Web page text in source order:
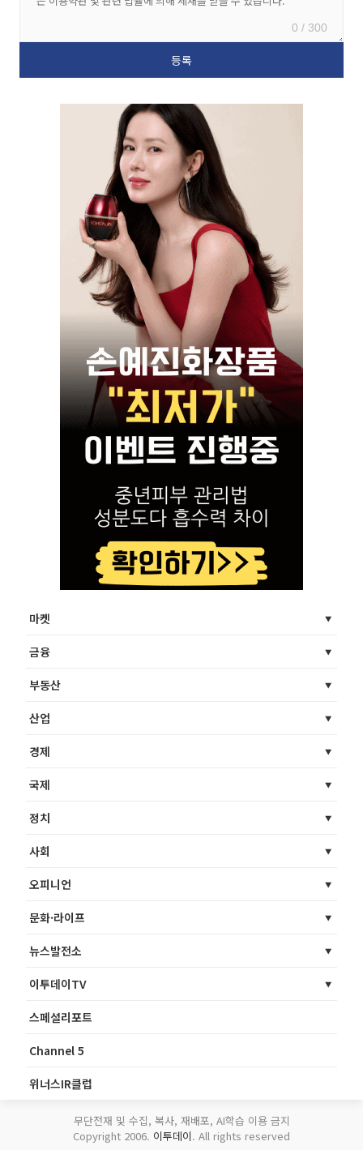
0 / 300
마켓
금융
부동산
산업
경제
국제
정치
사회
오피니언
문화·라이프
뉴스발전소
이투데이TV
스페셜리포트
Channel 5
위너스IR클럽
무단전재 및 수집, 복사, 재배포, AI학습 이용 금지
Copyright 2006. 이투데이. All rights reserved